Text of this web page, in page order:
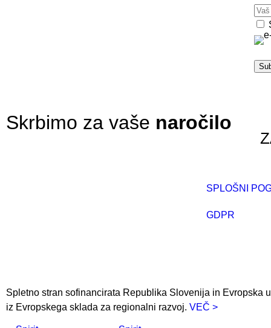
E-
Skrbimo za vaše naročilo
SPLOŠNI
GDPR
Spletno stran sofinancirata Republika Slovenija in Evropska
iz Evropskega sklada za regionalni razvoj. VEČ >